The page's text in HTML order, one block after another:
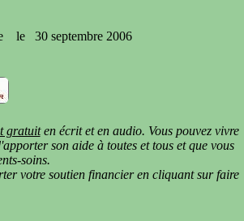
le 30 septembre 2006
gratuiten écrit et en audio. Vous pouvez vivre
son aide à toutes et tous et que vous
soins.
votre soutien financier en cliquant sur faire